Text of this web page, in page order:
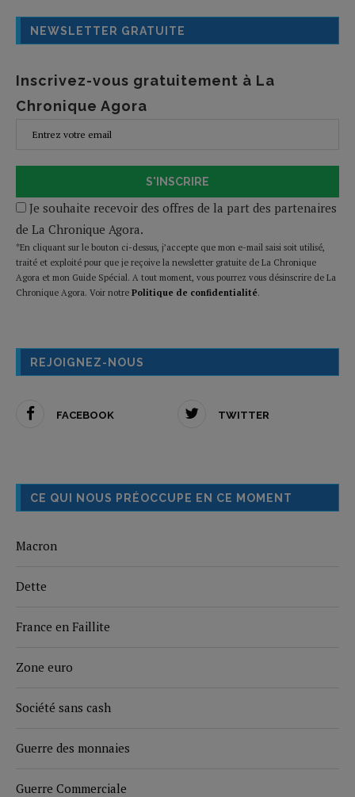
NEWSLETTER GRATUITE
Inscrivez-vous gratuitement à La
Chronique Agora
S'INSCRIRE
Je souhaite recevoir des offres de la part des partenaires
de La Chronique Agora.
*En cliquant sur le bouton ci-dessus, j’accepte que mon e-mail saisi soit utilisé,
traité et exploité pour que je reçoive la newsletter gratuite de La Chronique
Agora et mon Guide Spécial. A tout moment, vous pourrez vous désinscrire de La
Chronique Agora. Voir notre Politique de confidentialité.
REJOIGNEZ-NOUS
FACEBOOK TWITTER
CE QUI NOUS PRÉOCCUPE EN CE MOMENT
Macron
Dette
France en Faillite
Zone euro
Société sans cash
Guerre des monnaies
Guerre Commerciale